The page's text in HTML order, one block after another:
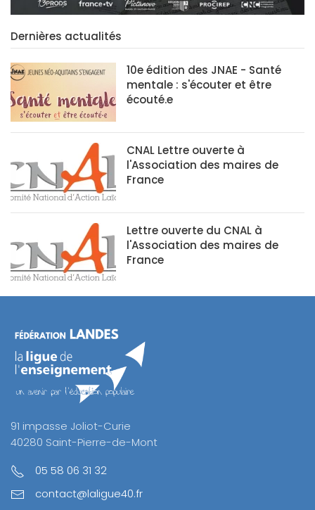
Dernières actualités
10e édition des JNAE - Santé
mentale : s'écouter et être
écouté.e
CNAL Lettre ouverte à
l'Association des maires de
France
Lettre ouverte du CNAL à
l'Association des maires de
France
91 impasse Joliot-Curie
40280 Saint-Pierre-de-Mont
05 58 06 31 32
contact@laligue40.fr